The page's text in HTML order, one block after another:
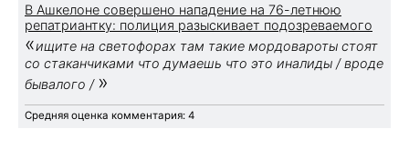
В Ашкелоне совершено нападение на 76-летнюю
репатриантку: полиция разыскивает подозреваемого
«ищите на светофорах там такие мордовароты стоят
со стаканчиками что думаешь что это иналиды / вроде
бывалого / »
Средняя оценка комментария: 4